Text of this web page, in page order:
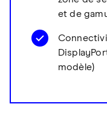
et de
modèle)